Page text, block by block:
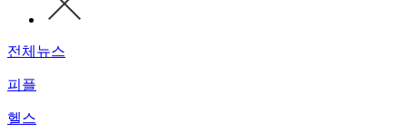
전체뉴스
피플
헬스